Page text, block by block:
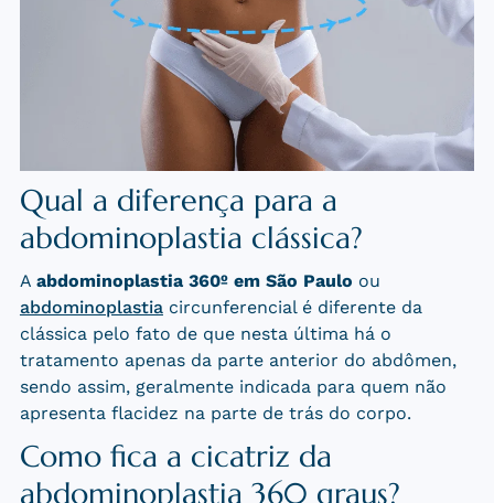
Qual a diferença para a
abdominoplastia clássica?
A abdominoplastia 360ºem São Paulo ou
abdominoplastiacircunferencial é diferente da
clássica pelo fato de que nesta última há o
tratamento apenas da parte anterior do abdômen,
sendo assim, geralmente indicada para quem não
apresenta flacidez na parte de trás do corpo.
Como fica a cicatriz da
abdominoplastia 360 graus?